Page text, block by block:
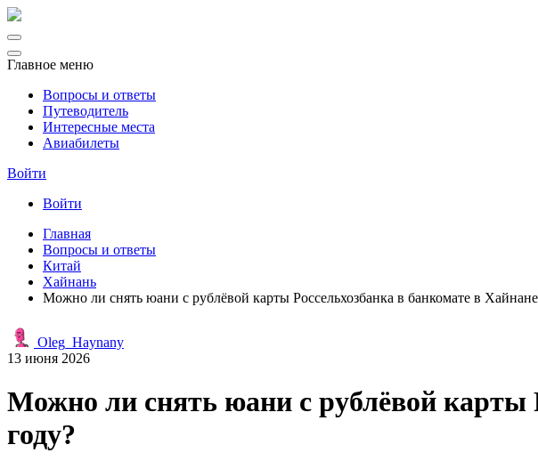
Главное меню
Вопросы и ответы
Путеводитель
Интересные места
Авиабилеты
Войти
Войти
Главная
Вопросы и ответы
Китай
Хайнань
Можно ли снять юани с рублёвой карты Россельхозбанка в банкомате в
Oleg_Haynany
13 июня 2026
Можно ли снять юани с рублёвой карты
году?